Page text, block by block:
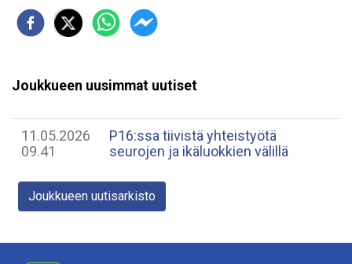
Joukkueen uusimmat uutiset
11.05.2026
09.41
P16:ssa tiivistä yhteistyötä
seurojen ja ikäluokkien välillä
Joukkueen uutisarkisto